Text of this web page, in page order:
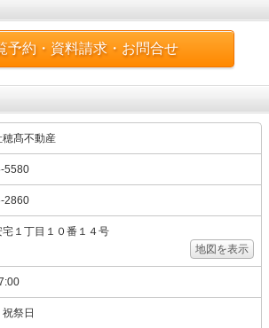
予約・資料請求・お問合せ
穂髙不動産
5580
2860
宅１丁目１０番１４号
地図を表示
祭日